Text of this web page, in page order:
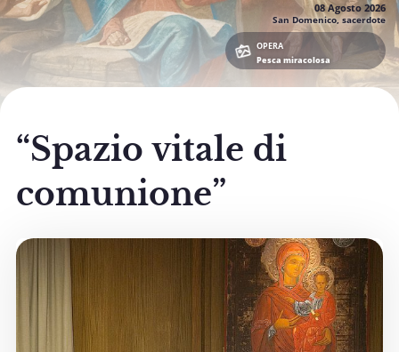
08 Agosto 2026
San Domenico, sacerdote
OPERA
Pesca miracolosa
“Spazio vitale di
comunione”